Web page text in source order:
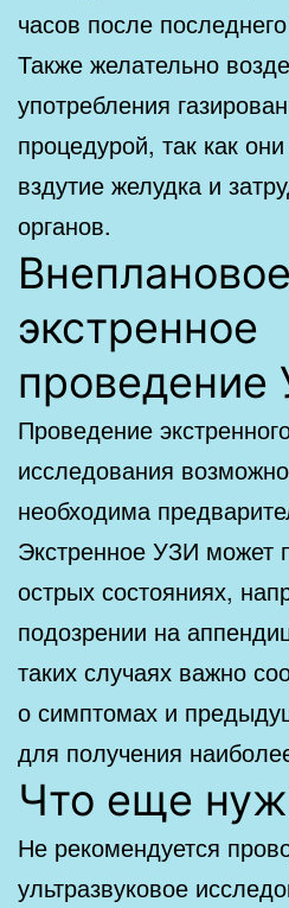
часов после
Также желательно
употребления
процедурой, так как
вздутие желудка и
органов.
экстренное
проведение
Проведение
исследования
необходима
Экстренное УЗИ может
острых состояниях,
подозрении на
таких случаях важно
о симптомах и
для получения
Что еще
Не рекомендуется
ультразвуковое